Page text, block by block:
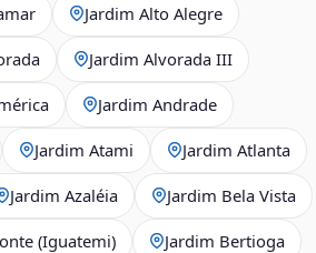
Jardim Alto Alegre
Jardim Alvorada III
Jardim Andrade
Jardim Atami Jardim Atlanta
Jardim Azaléia Jardim Bela Vista
(Iguatemi) Jardim Bertioga